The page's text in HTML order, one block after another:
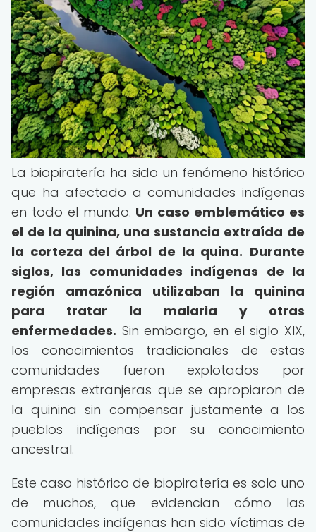
La biopiratería ha sido un fenómeno histórico
que ha afectado a comunidades indígenas
en todo el mundo. Un caso emblemático es
el de la quinina, una sustancia extraída de
la corteza del árbol de la quina. Durante
siglos, las comunidades indígenas de la
región amazónica utilizaban la quinina
para tratar la malaria y otras
enfermedades. Sin embargo, en el siglo XIX,
los conocimientos tradicionales de estas
comunidades fueron explotados por
empresas extranjeras que se apropiaron de
la quinina sin compensar justamente a los
pueblos indígenas por su conocimiento
ancestral.
Este caso histórico de biopiratería es solo uno
de muchos, que evidencian cómo las
comunidades indígenas han sido víctimas de